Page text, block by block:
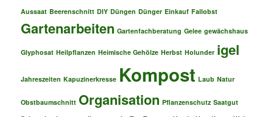
Aussaat Beerenschnitt DIY Düngen Dünger Einkauf Fallobst
Gartenarbeiten Gartenfachberatung Gelee gewächshaus
Glyphosat Heilpflanzen Heimische Gehölze Herbst Holunder igel
Jahreszeiten Kapuzinerkresse Kompost Laub Natur
Obstbaumschnitt Organisation Pflanzenschutz Saatgut